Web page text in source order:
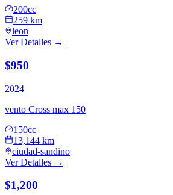
200cc
259 km
leon
Ver Detalles →
$950
2024
vento Cross max 150
150cc
13,144 km
ciudad-sandino
Ver Detalles →
$1,200